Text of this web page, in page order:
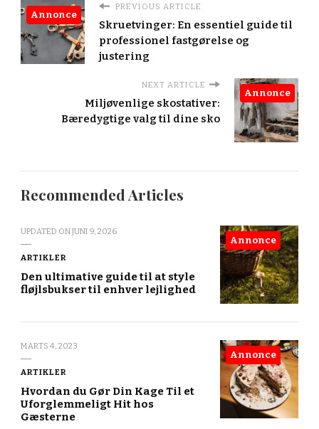
PREVIOUS ARTICLE
Skruetvinger: En essentiel guide til
professionel fastgørelse og
justering
Annonce
NEXT ARTICLE
Miljøvenlige skostativer:
Bæredygtige valg til dine sko
Annonce
Recommended Articles
UPDATED ONJUNI 9, 2026
ARTIKLER
Den ultimative guide til at style
fløjlsbukser til enhver lejlighed
Annonce
MARTS 4, 2023
ARTIKLER
Hvordan du Gør Din Kage Til et
Uforglemmeligt Hit hos
Gæsterne
Annonce